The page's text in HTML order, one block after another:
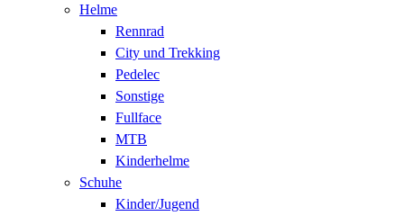
Helme
Rennrad
City und Trekking
Pedelec
Sonstige
Fullface
MTB
Kinderhelme
Schuhe
Kinder/Jugend